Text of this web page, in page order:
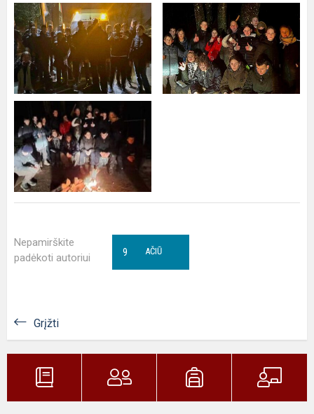
Nepamirškite
padėkoti autoriui
AČIŪ
9
Grįžti